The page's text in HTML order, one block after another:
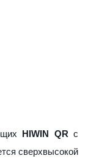
HIWIN QR с
сверхвысокой